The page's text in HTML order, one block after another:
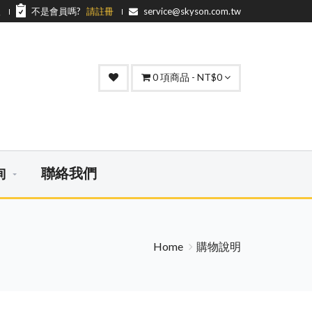
不是會員嗎? 請註冊 service@skyson.com.tw
0項商品 - NT$0
聯絡我們
Home 購物說明